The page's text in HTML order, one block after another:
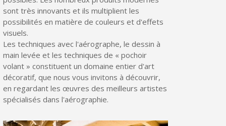
sont très innovants et ils multiplient les
possibilités en matière de couleurs et d'effets
visuels.
Les techniques avec l'aérographe, le dessin à
main levée et les techniques de « pochoir
volant » constituent un domaine entier d'art
décoratif, que nous vous invitons à découvrir,
en regardant les œuvres des meilleurs artistes
spécialisés dans l'aérographie.